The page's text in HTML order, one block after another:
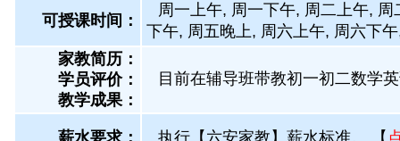
可授课时间：
周一上午, 周一下午, 周二上午,
下午, 周五晚上, 周六上午, 周六下
家教简历：
学员评价：
教学成果：
目前在辅导班带教初一初二数学
薪水要求： 执行【六安家教】薪水标准。 【